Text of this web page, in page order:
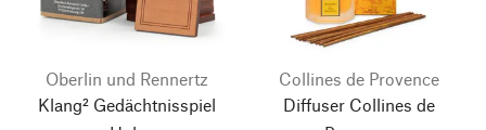
Oberlin und Rennertz
Klang² Gedächtnisspiel
Collines de Provence
Diffuser Collines de